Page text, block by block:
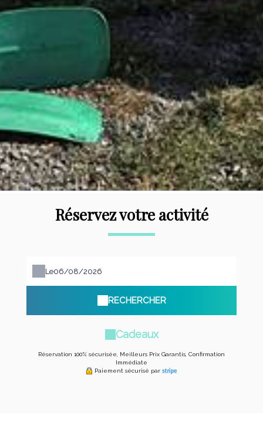
Réservez votre activité
Le
RECHERCHER
Cadeaux
Réservation 100% sécurisée, Meilleurs Prix Garantis, Confirmation
Immédiate
Paiement sécurisé par